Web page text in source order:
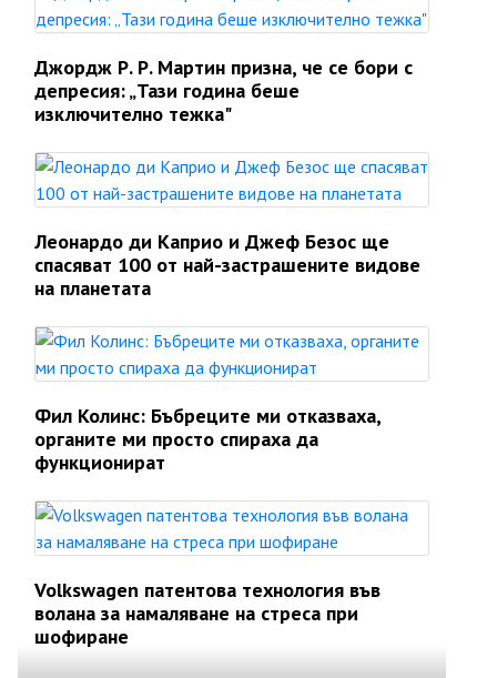
Джордж Р. Р. Мартин призна, че се бори с
депресия: „Тази година беше
изключително тежка"
Леонардо ди Каприо и Джеф Безос ще
спасяват 100 от най-застрашените видове
на планетата
Фил Колинс: Бъбреците ми отказваха,
органите ми просто спираха да
функционират
Volkswagen патентова технология във
волана за намаляване на стреса при
шофиране